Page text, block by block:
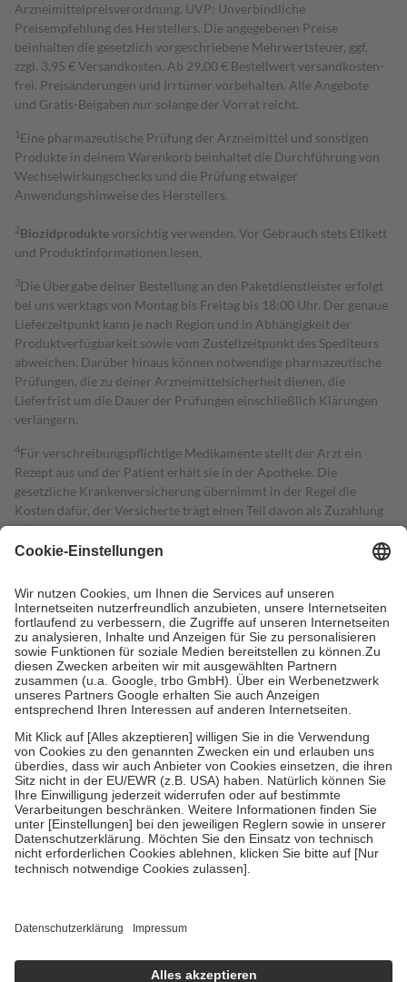
Arzneimittelpreisverordnung. UVP: Unverbindliche
Preisempfehlung des Herstellers. Die angegebenen Preise
beinhalten die gesetzlich vorgeschriebene Mehrwertsteuer, ggf.
zzgl. 3,95 € Versandkosten. Ab 29,00 € Bestell­wert versand­kosten­
frei. Preisänderungen und Irrtümer vorbehalten. Alle Angebote
und Gratis-Beigaben nur solange der Vorrat reicht.
1 Eine pharmazeutische Prüfung der Arzneimittel und sonstigen
Produkte in deinem Warenkorb beinhaltet die Durchführung von
Wechselwirkungschecks und die Prüfung etwaiger
Anwendungshinweise des Herstellers.
2Biozidproduktevorsichtig verwenden. Vor Gebrauch stets Etikett
und Produktinformationen lesen.
3Die Übergabe deiner Bestellung an den Paketdienstleister erfolgt
bei uns werktags von Montag bis Freitag bis 18:00 Uhr. Der genaue
Lieferzeitpunkt kann je nach Region und in Abhängigkeit der
Produktverfügbarkeit sowie vom Zustellzeitpunkt des Spediteurs
abweichen. Darüber hinaus können notwendige pharmazeutische
Prüfungen, die zu deiner Arzneimittelsicherheit dienen, die
Lieferfrist um die Dauer der Prüfungen einschließlich Klärungen
verlängern.
4Für verschreibungspflichtige Medikamente stellt der Arzt ein
Rezept aus und der Patient erhält sie in der Apotheke. Die
gesetzliche Krankenversicherung übernimmt in der Regel die
Kosten dafür, der Versicherte trägt einen Teil davon als Zuzahlung
mit.
Grundsätzlich leisten Mitglieder Zuzahlungen in Höhe von zehn
höchstens zehn Euro.
Es sind jedoch nie mehr als die tatsächlichen
Kosten der Leistung zu entrichten.
Diese Regeln gelten grundsätzlich auch für Online-Apotheken.
Bei Heilmitteln und häuslicher Krankenpflege beträgt die
Zuzahlung zehn Prozent der Kosten sowie zehn Euro je
Verordnung.
Um das Engagement der Versicherten für ihre eigene Gesundheit zu
stärken und die besondere Stellung der Familie zu unterstützen,
fallenkeine Zuzahlungenan bei:
• Kindern und Jugendlichen bis zum vollendeten 18. Lebensjahr
mit Ausnahme der Fahrkosten
• Untersuchungen zur Vorsorge und Früherkennung, die von der
GKV getragen werden
• empfohlenen Schutzimpfungen
• Harn- und Blutteststreifen
getroffen, um sicherzustellen, dass es sich um echte Bewertungen
https://help.etrusted.com/hc/de/articles/4419944605341